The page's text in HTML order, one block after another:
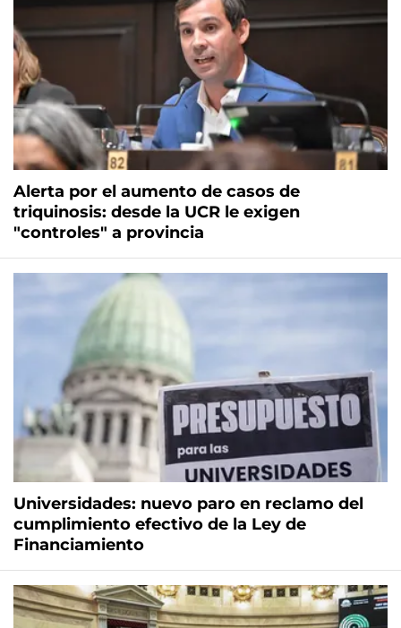
Alerta por el aumento de casos de
triquinosis: desde la UCR le exigen
"controles" a provincia
Universidades: nuevo paro en reclamo del
cumplimiento efectivo de la Ley de
Financiamiento